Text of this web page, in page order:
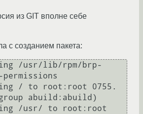
из GIT вполне себе
с созданием пакета:
/usr/lib/rpm/brp-
/ to root:root 0755.
abuild:abuild)
/usr/ to root:root